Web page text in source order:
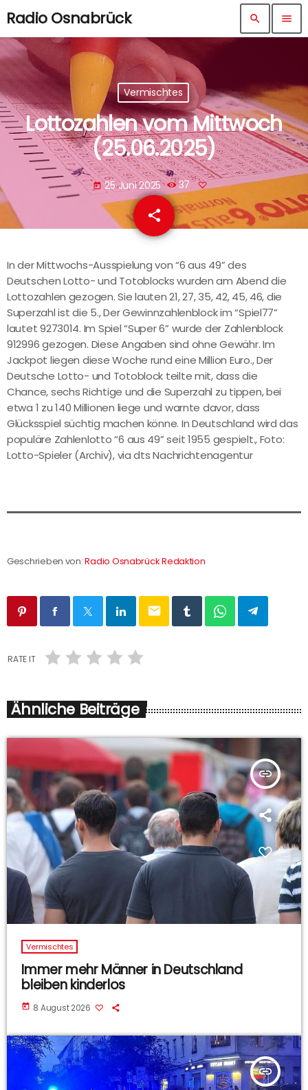
Radio Osnabrück search menu
Vermischtes
Lottozahlen vom Mittwoch
(25.06.2025)
today 25 Juni 2025 37
share
email
In der Mittwochs-Ausspielung von “6 aus 49” des
Deutschen Lotto- und Totoblocks wurden am Abend die
Lottozahlen gezogen. Sie lauten 21, 27, 35, 42, 45, 46, die
Superzahl ist die 5., Der Gewinnzahlenblock im “Spiel77”
lautet 9273014. Im Spiel “Super 6” wurde der Zahlenblock
912996 gezogen. Diese Angaben sind ohne Gewähr. Im
Jackpot liegen diese Woche rund eine Million Euro., Der
Deutsche Lotto- und Totoblock teilte mit, dass die
Chance, sechs Richtige und die Superzahl zu tippen, bei
etwa 1 zu 140 Millionen liege und warnte davor, dass
Glücksspiel süchtig machen könne. In Deutschland wird das
populäre Zahlenlotto “6 aus 49” seit 1955 gespielt., Foto:
Lotto-Spieler (Archiv), via dts Nachrichtenagentur
Geschrieben von:Radio Osnabrück Redaktion
email
RATE IT
Ähnliche Beiträge
insert_link
Vermischtes
Immer mehr Männer in Deutschland
bleiben kinderlos
today 8 August 2026
insert_link